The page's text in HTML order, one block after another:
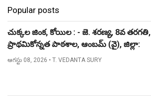
Popular posts
చుక్కల జింక, కోయిల : - జె. శరణ్య, 8వ తరగతి,
ప్రాథమికోన్నత పాఠశాల, ఆంబమ్ (వై), జిల్లా:
నిజామాబాద్.
ఆగస్టు 08, 2026 • T. VEDANTA SURY